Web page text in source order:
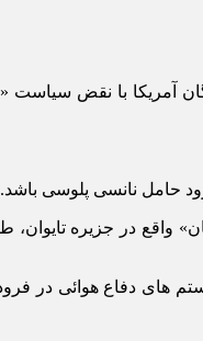
آمریکا با نقض سیاست
حامل نانسی پلوسی باشد.
واقع در جزیره تایوان،
های دفاع هوائی در